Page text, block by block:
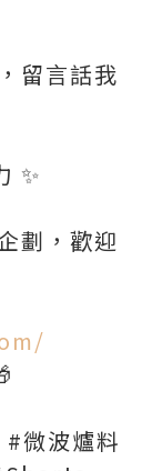
留言話我
✨
劃，歡迎
微波爐料